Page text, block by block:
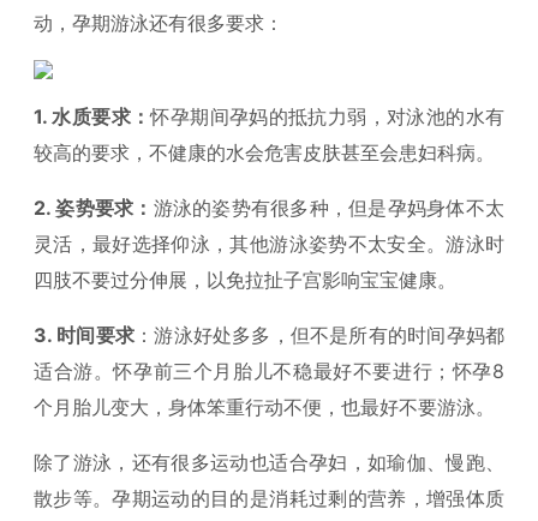
动，孕期游泳还有很多要求：
1. 水质要求：怀孕期间孕妈的抵抗力弱，对泳池的水有
较高的要求，不健康的水会危害皮肤甚至会患妇科病。
2. 姿势要求： 游泳的姿势有很多种，但是孕妈身体不太
灵活，最好选择仰泳，其他游泳姿势不太安全。游泳时
四肢不要过分伸展，以免拉扯子宫影响宝宝健康。
3. 时间要求 ：游泳好处多多，但不是所有的时间孕妈都
适合游。怀孕前三个月胎儿不稳最好不要进行；怀孕8
个月胎儿变大，身体笨重行动不便，也最好不要游泳。
除了游泳，还有很多运动也适合孕妇，如瑜伽、慢跑、
散步等。孕期运动的目的是消耗过剩的营养，增强体质